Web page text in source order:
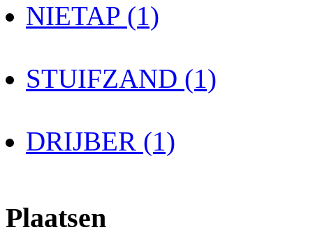
NIETAP (1)
STUIFZAND (1)
DRIJBER (1)
Plaatsen